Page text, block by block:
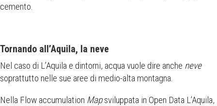
cemento.
Tornando all’Aquila, la neve
Nel caso di L’Aquila e dintorni, acqua vuole dire anche neve
soprattutto nelle sue aree di medio-alta montagna.
Nella Flow accumulation Mapsviluppata in Open Data L’Aquila,